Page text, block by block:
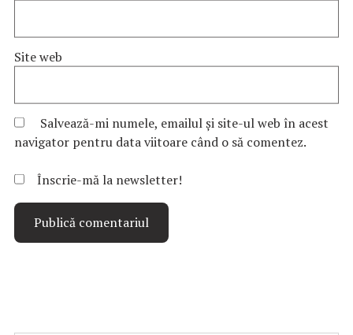
Site web
Salvează-mi numele, emailul și site-ul web în acest
navigator pentru data viitoare când o să comentez.
Înscrie-mă la newsletter!